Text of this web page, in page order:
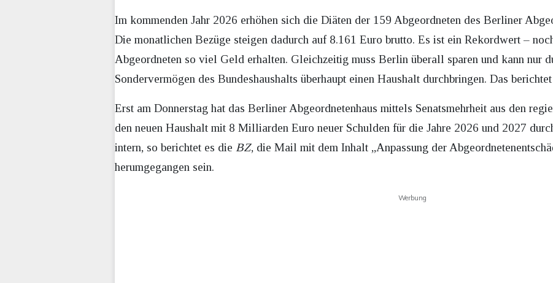
Im kommenden Jahr 2026 erhöhen sich die Diäten der 159 Abgeordneten des Berliner
Die monatlichen Bezüge steigen dadurch auf 8.161 Euro brutto. Es ist ein Rekordwert –
Abgeordneten so viel Geld erhalten. Gleichzeitig muss Berlin überall sparen und kann nur
Sondervermögen des Bundeshaushalts überhaupt einen Haushalt durchbringen. Das
Erst am Donnerstag hat das Berliner Abgeordnetenhaus mittels Senatsmehrheit aus den
den neuen Haushalt mit 8 Milliarden Euro neuer Schulden für die Jahre 2026 und 2027
intern, so berichtet es die BZ, die Mail mit dem Inhalt „Anpassung der
herumgegangen sein.
Werbung